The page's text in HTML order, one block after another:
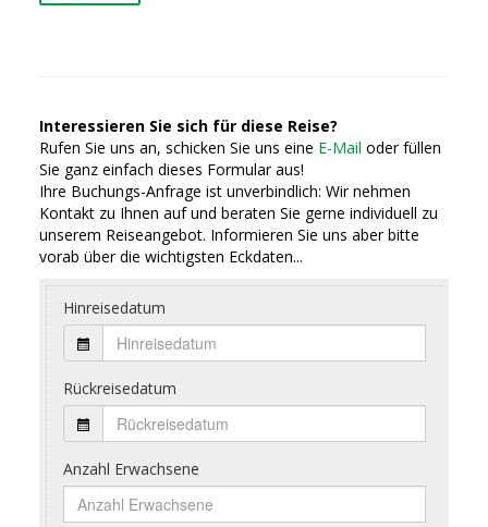
Interessieren Sie sich für diese Reise?
Rufen Sie uns an, schicken Sie uns eine E-Mail oder füllen
Sie ganz einfach dieses Formular aus!
Ihre Buchungs-Anfrage ist unverbindlich: Wir nehmen
Kontakt zu Ihnen auf und beraten Sie gerne individuell zu
unserem Reiseangebot. Informieren Sie uns aber bitte
vorab über die wichtigsten Eckdaten...